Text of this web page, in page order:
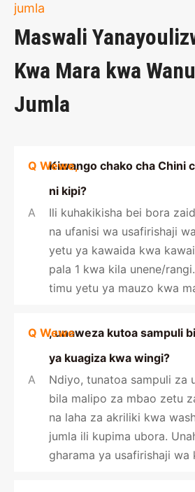
jumla
Maswali
Kwa Mara kwa
Jumla
Q Wewe,
Kiwango chako cha Chini
ni kipi?
A
Ili kuhakikisha bei bora
na ufanisi wa usafirishaji
yetu ya kawaida kwa
pala 1 kwa kila unene/
timu yetu ya mauzo kwa
Q Wewe
, unaweza kutoa sampuli
ya kuagiza kwa wingi?
A
Ndiyo, tunatoa sampuli za
bila malipo za mbao zetu
na laha za akriliki kwa
jumla ili kupima ubora.
gharama ya usafirishaji wa